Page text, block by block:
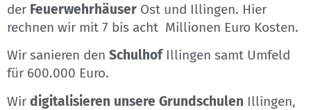
der Feuerwehrhäuser Ost und Illingen. Hier
rechnen wir mit 7 bis acht Millionen Euro Kosten.
Wir sanieren den SchulhofIllingen samt Umfeld
für 600.000 Euro.
Wir digitalisieren unsere Grundschulen Illingen,